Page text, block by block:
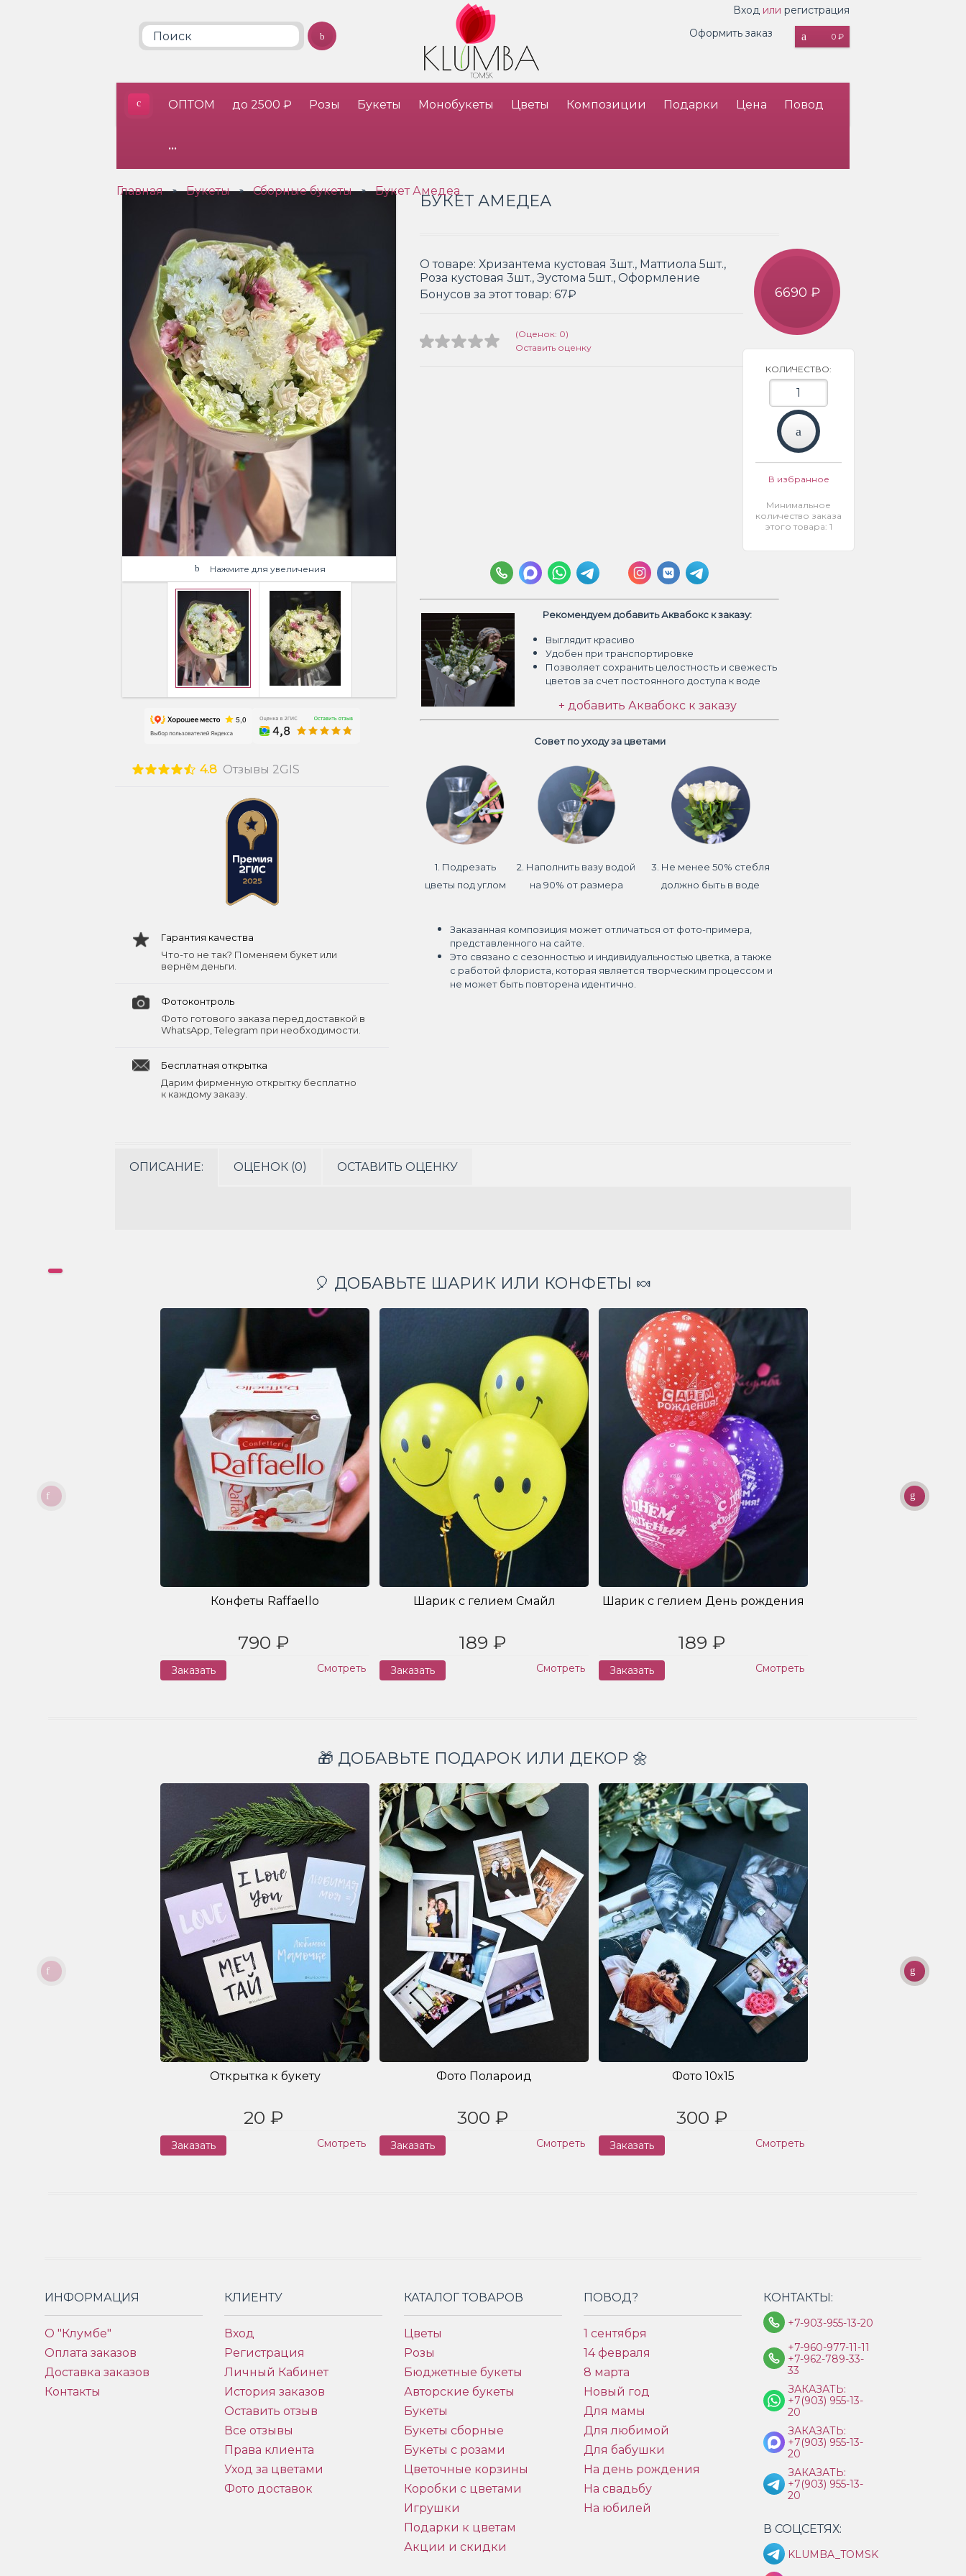
Вход или регистрация
0 ₽
Оформить заказ
ОПТОМ до 2500 ₽ Розы Букеты Монобукеты Цветы Композиции Подарки Цена Повод
•••
Главная » Букеты » Сборные букеты » Букет Амедеа
Нажмите для увеличения
4.8 Отзывы 2GIS
Гарантия качества
Что-то не так? Поменяем букет или
вернём деньги.
Фотоконтроль
Фото готового заказа перед доставкой в
WhatsApp, Telegram при необходимости.
Бесплатная открытка
Дарим фирменную открытку бесплатно
к каждому заказу.
БУКЕТ АМЕДЕА
О товаре: Хризантема кустовая 3шт., Маттиола 5шт.,
Роза кустовая 3шт., Эустома 5шт., Оформление
Бонусов за этот товар: 67₽
(Оценок: 0)
Оставить оценку
6690 ₽
КОЛИЧЕСТВО:
В избранное
Минимальное
количество заказа
этого товара: 1
Рекомендуем добавить Аквабокс к заказу:
Выглядит красиво
Удобен при транспортировке
Позволяет сохранить целостность и свежесть
цветов за счет постоянного доступа к воде
+ добавить Аквабокс к заказу
Совет по уходу за цветами
1. Подрезать
цветы под углом
2. Наполнить вазу водой
на 90% от размера
3. Не менее 50% стебля
должно быть в воде
Заказанная композиция может отличаться от фото-примера,
представленного на сайте.
Это связано с сезонностью и индивидуальностью цветка, а также
с работой флориста, которая является творческим процессом и
не может быть повторена идентично.
ОПИСАНИЕ: ОЦЕНОК (0) ОСТАВИТЬ ОЦЕНКУ
🎈 ДОБАВЬТЕ ШАРИК ИЛИ КОНФЕТЫ 🍬
Конфеты Raffaello
790 ₽
Заказать Смотреть
Шарик с гелием Смайл
189 ₽
Заказать Смотреть
Шарик с гелием День рождения
189 ₽
Заказать Смотреть
🎁 ДОБАВЬТЕ ПОДАРОК ИЛИ ДЕКОР 🌼
Открытка к букету
20 ₽
Заказать Смотреть
Фото Полароид
300 ₽
Заказать Смотреть
Фото 10x15
300 ₽
Заказать Смотреть
ИНФОРМАЦИЯ
О "Клумбе"
Оплата заказов
Доставка заказов
Контакты
КЛИЕНТУ
Вход
Регистрация
Личный Кабинет
История заказов
Оставить отзыв
Все отзывы
Права клиента
Уход за цветами
Фото доставок
КАТАЛОГ ТОВАРОВ
Цветы
Розы
Бюджетные букеты
Авторские букеты
Букеты
Букеты сборные
Букеты с розами
Цветочные корзины
Коробки с цветами
Игрушки
Подарки к цветам
Акции и скидки
ПОВОД?
1 сентября
14 февраля
8 марта
Новый год
Для мамы
Для любимой
Для бабушки
На день рождения
На свадьбу
На юбилей
КОНТАКТЫ:
+7-903-955-13-20
+7-960-977-11-11
+7-962-789-33-
33
ЗАКАЗАТЬ:
+7(903) 955-13-
20
ЗАКАЗАТЬ:
+7(903) 955-13-
20
ЗАКАЗАТЬ:
+7(903) 955-13-
20
В СОЦСЕТЯХ:
KLUMBA_TOMSK